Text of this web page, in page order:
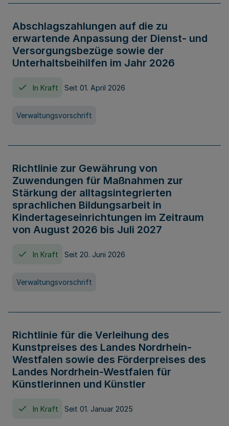
Abschlagszahlungen auf die zu
erwartende Anpassung der Dienst- und
Versorgungsbezüge sowie der
Unterhaltsbeihilfen im Jahr 2026
In Kraft Seit 01. April 2026
Verwaltungsvorschrift
Richtlinie zur Gewährung von
Zuwendungen für Maßnahmen zur
Stärkung der alltagsintegrierten
sprachlichen Bildungsarbeit in
Kindertageseinrichtungen im Zeitraum
von August 2026 bis Juli 2027
In Kraft Seit 20. Juni 2026
Verwaltungsvorschrift
Richtlinie für die Verleihung des
Kunstpreises des Landes Nordrhein-
Westfalen sowie des Förderpreises des
Landes Nordrhein-Westfalen für
Künstlerinnen und Künstler
In Kraft Seit 01. Januar 2025